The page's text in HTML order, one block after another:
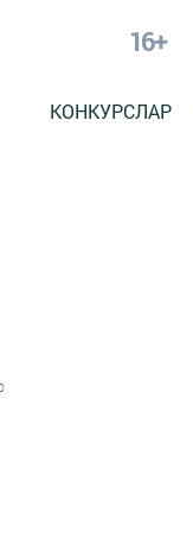
16+
КОНКУРСЛАР